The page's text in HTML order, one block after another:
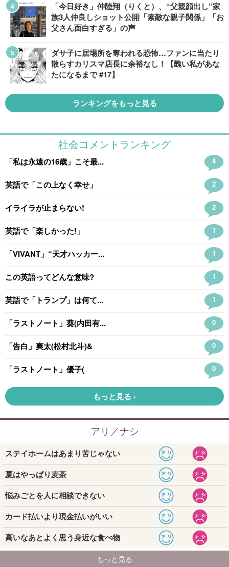
「今日好き」仲陸翔（りくと）、“父親顔出し”家
族3人仲良しショット公開「素敵な親子関係」「お
父さん面白すぎる」の声
ダサ子に居場所を奪われる恐怖…ファンに当たり
散らすカリスマ店長に余裕なし！【醜い私があな
たになるまで #17】
ランキングをもっと見る